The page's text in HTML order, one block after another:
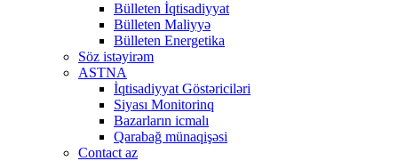
Bülleten İqtisadiyyat
Bülleten Maliyyə
Bülleten Energetika
Söz istəyirəm
ASTNA
İqtisadiyyat Göstəriciləri
Siyası Monitorinq
Bazarların icmalı
Qarabağ münaqişəsi
Contact az